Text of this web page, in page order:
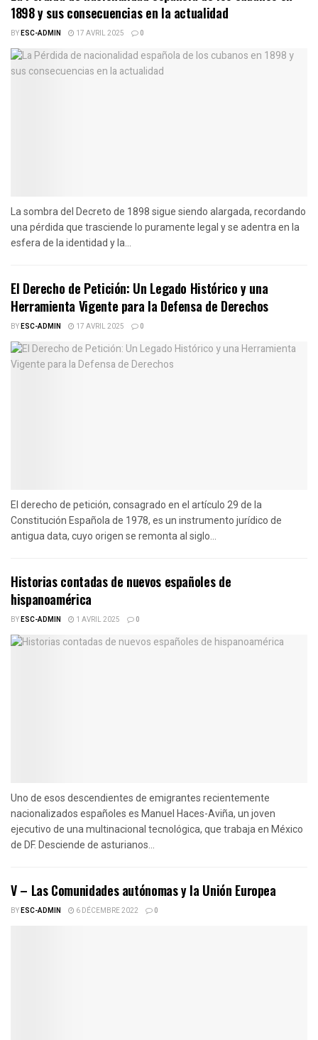
1898 y sus consecuencias en la actualidad
BYESC-ADMIN 17 AVRIL 2025 0
La sombra del Decreto de 1898 sigue siendo alargada, recordando
una pérdida que trasciende lo puramente legal y se adentra en la
esfera de la identidad y la...
El Derecho de Petición: Un Legado Histórico y una
Herramienta Vigente para la Defensa de Derechos
BYESC-ADMIN 17 AVRIL 2025 0
El derecho de petición, consagrado en el artículo 29 de la
Constitución Española de 1978, es un instrumento jurídico de
antigua data, cuyo origen se remonta al siglo...
Historias contadas de nuevos españoles de
hispanoamérica
BYESC-ADMIN 1 AVRIL 2025 0
Uno de esos descendientes de emigrantes recientemente
nacionalizados españoles es Manuel Haces-Aviña, un joven
ejecutivo de una multinacional tecnológica, que trabaja en México
de DF. Desciende de asturianos...
V – Las Comunidades autónomas y la Unión Europea
BYESC-ADMIN 6 DÉCEMBRE 2022 0